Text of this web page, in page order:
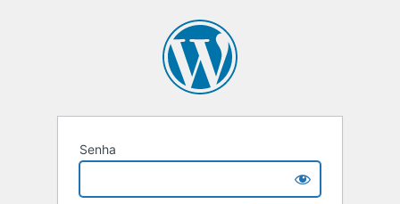
Senha